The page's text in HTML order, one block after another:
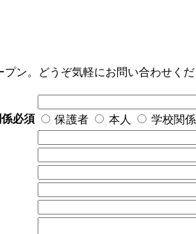
ン。どうぞ気軽にお問い合わせくだ
必須 保護者 本人 学校関